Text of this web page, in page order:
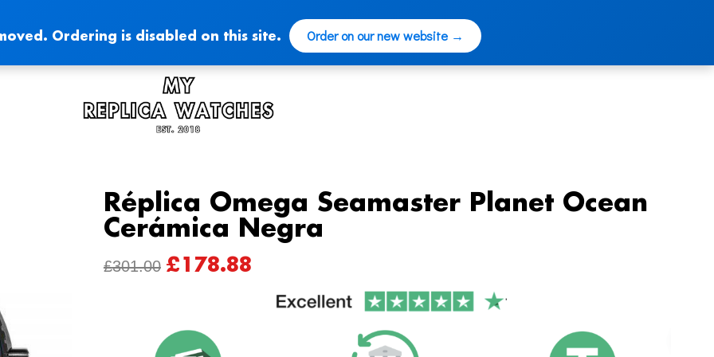
Ordering is disabled on this site. Order on our new website →
Réplica Omega Seamaster Planet Ocean
Cerámica Negra
£301.00 ORIGINAL
£301.00.
£178.88CURRENT